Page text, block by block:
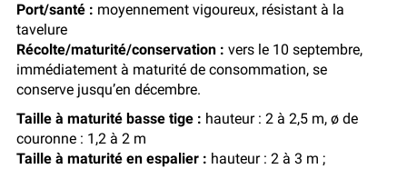
Port/santé : moyennement vigoureux, résistant à la
tavelure
Récolte/maturité/conservation : vers le 10 septembre,
immédiatement à maturité de consommation, se
conserve jusqu’en décembre.
Taille à maturité basse tige : hauteur : 2 à 2,5 m, ø de
couronne : 1,2 à 2 m
Taille à maturité en espalier : hauteur : 2 à 3 m ;